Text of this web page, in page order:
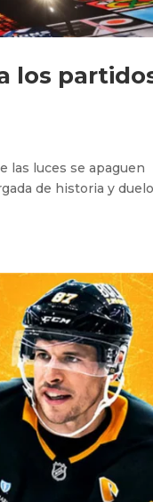
los
las luces se apaguen
de historia y